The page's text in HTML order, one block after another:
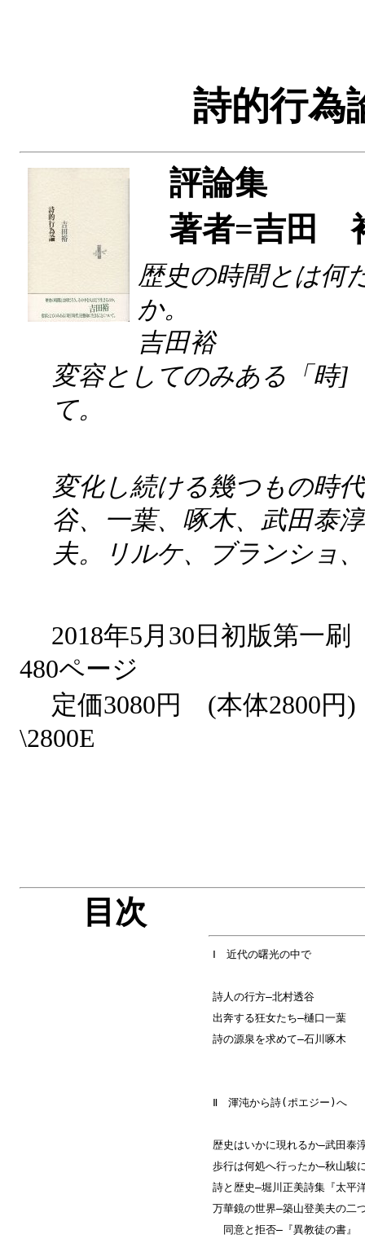
詩的行為
評論集
著者=吉田
歴史の時間とは何
か。
吉田裕
変容としてのみある「時]
て。
変化し続ける幾つもの時
谷、一葉、啄木、武田泰
夫。リルケ、ブランショ
2018年5月30日初版第
480ページ
定価3080円 (本体2800
\2800E
目次
Ⅰ 近代の曙光の中で
詩人の行方―北村透谷
出奔する狂女たち―樋口一葉
詩の源泉を求めて―石川啄木
Ⅱ 渾沌から詩( ポエジー )へ
歴史はいかに現れるか―武田泰
歩行は何処へ行ったか―秋山駿
詩と歴史―堀川正美詩集『太平
万華鏡の世界―築山登美夫の二
同意と拒否―『異教徒の書』